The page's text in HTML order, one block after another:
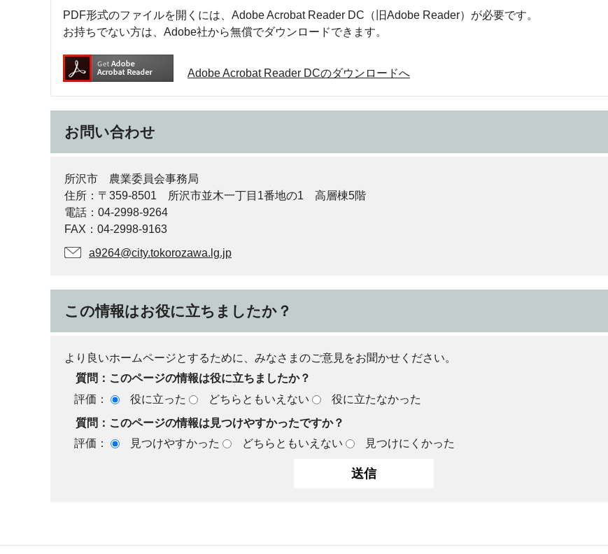
PDF形式のファイルを開くには、Adobe Acrobat Reader DC（旧Adobe Reader）が必要です。
お持ちでない方は、Adobe社から無償でダウンロードできます。
Adobe Acrobat Reader DCのダウンロードへ
お問い合わせ
所沢市 農業委員会事務局
住所：〒359-8501 所沢市並木一丁目1番地の1 高層棟5階
電話：04-2998-9264
FAX：04-2998-9163
a9264@city.tokorozawa.lg.jp
この情報はお役に立ちましたか？
より良いホームページとするために、みなさまのご意見をお聞かせください。
質問：このページの情報は役に立ちましたか？
評価：
役に立った どちらともいえない
役に立たなかった
質問：このページの情報は見つけやすかったですか？
評価：
見つけやすかった どちらともいえない 見つけにくかった